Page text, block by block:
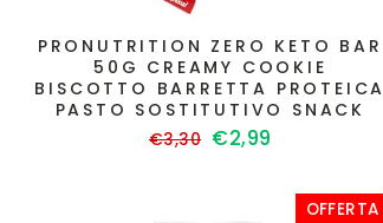
PRONUTRITION ZERO KETO BAR
50G CREAMY COOKIE
BISCOTTO BARRETTA PROTEICA
PASTO SOSTITUTIVO SNACK
Prezzo
€3,30 Prezzo
€2,99
OFFERTA